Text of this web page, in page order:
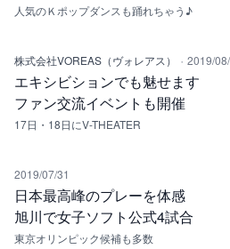
人気のＫポップダンスも踊れちゃう♪
株式会社VOREAS（ヴォレアス） · 2019/
エキシビションでも魅せます
ファン交流イベントも開催
17日・18日にV-THEATER
2019/07/31
日本最高峰のプレーを体感
旭川で女子ソフト公式4試合
東京オリンピック候補も多数